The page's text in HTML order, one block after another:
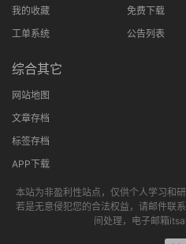
我的收藏
工单系统
免费下载
公告列表
综合其它
网站地图
文章存档
标签存档
APP下载
本站为非盈利性站点，仅供个人学习和
若是无意侵犯您的合法权益，请邮件联
间处理，电子邮箱